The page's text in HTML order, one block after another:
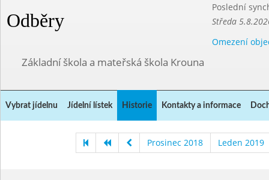
Odběry
Poslední
Středa
Omezení
Základní škola a mateřská škola Krouna
Vybrat jídelnu Jídelní lístek Historie Kontakty a informace
Prosinec 2018 Leden 2019